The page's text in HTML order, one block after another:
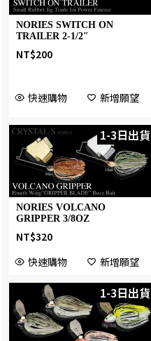
NORIES SWITCH ON
TRAILER 2-1/2″
NT$200
快速購物 新增願望
1-3日出貨
NORIES VOLCANO
GRIPPER 3/8OZ
NT$320
快速購物
新增願望
1-3日出貨